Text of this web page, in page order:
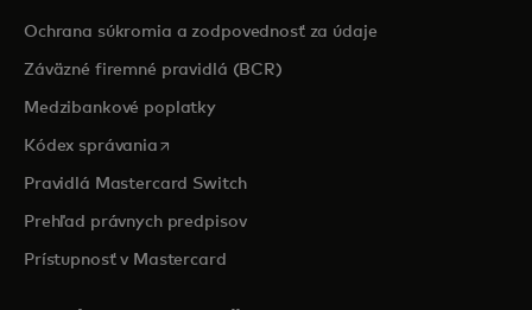
Ochrana súkromia a zodpovednosť za údaje
Záväzné firemné pravidlá (BCR)
Medzibankové poplatky
Kódex správaniaopens in a new tab
Pravidlá Mastercard Switch
Prehľad právnych predpisov
Prístupnosť v Mastercard